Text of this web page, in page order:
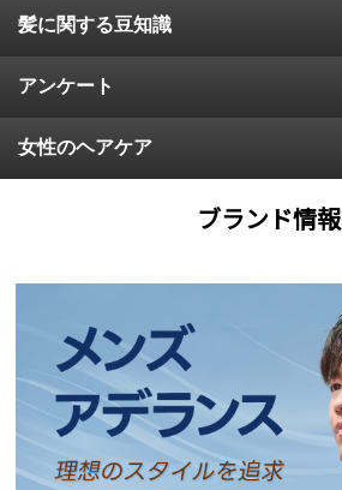
髪に関する豆知識
アンケート
女性のヘアケア
ブランド情報